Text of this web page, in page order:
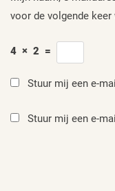
voor de volgende
4 × 2 =
Stuur mij een e-
Stuur mij een e-